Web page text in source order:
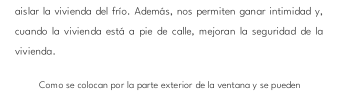
aislar la vivienda del frío. Además, nos permiten ganar intimidad y,
cuando la vivienda está a pie de calle, mejoran la seguridad de la
vivienda.
Como se colocan por la parte exterior de la ventana y se pueden